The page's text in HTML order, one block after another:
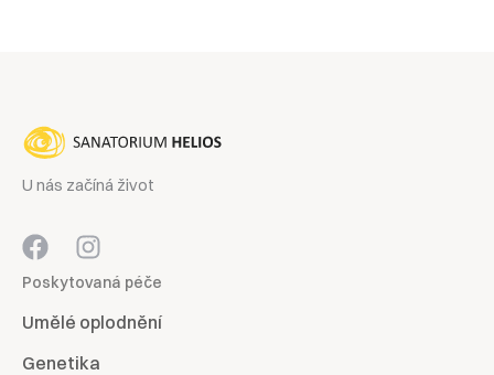
U nás začíná život
Poskytovaná péče
Umělé oplodnění
Genetika